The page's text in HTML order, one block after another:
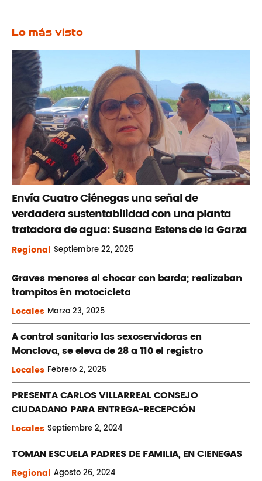
Lo más visto
Envía Cuatro Ciénegas una señal de
verdadera sustentabilidad con una planta
tratadora de agua: Susana Estens de la Garza
Regional Septiembre22, 2025
Graves menores al chocar con barda; realizaban
´trompitos ´en motocicleta
Locales Marzo23, 2025
A control sanitario las sexoservidoras en
Monclova, se eleva de 28 a 110 el registro
Locales Febrero2, 2025
PRESENTA CARLOS VILLARREAL CONSEJO
CIUDADANO PARA ENTREGA-RECEPCIÓN
Locales Septiembre2, 2024
TOMAN ESCUELA PADRES DE FAMILIA, EN CIENEGAS
Regional Agosto26, 2024